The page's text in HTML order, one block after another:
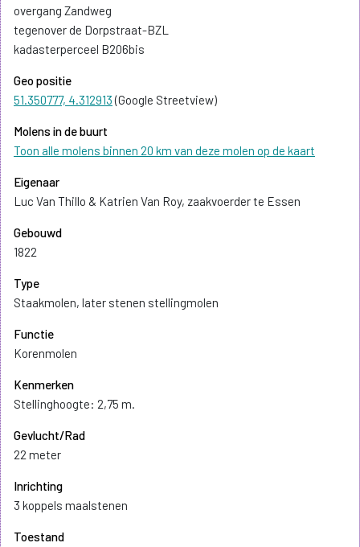
overgang Zandweg
tegenover de Dorpstraat-BZL
kadasterperceel B206bis
Geo positie
51.350777, 4.312913(Google Streetview)
Molens in de buurt
Toon alle molens binnen 20 km van deze molen op de kaart
Eigenaar
Luc Van Thillo & Katrien Van Roy, zaakvoerder te Essen
Gebouwd
1822
Type
Staakmolen, later stenen stellingmolen
Functie
Korenmolen
Kenmerken
Stellinghoogte: 2,75 m.
Gevlucht/Rad
22 meter
Inrichting
3 koppels maalstenen
Toestand